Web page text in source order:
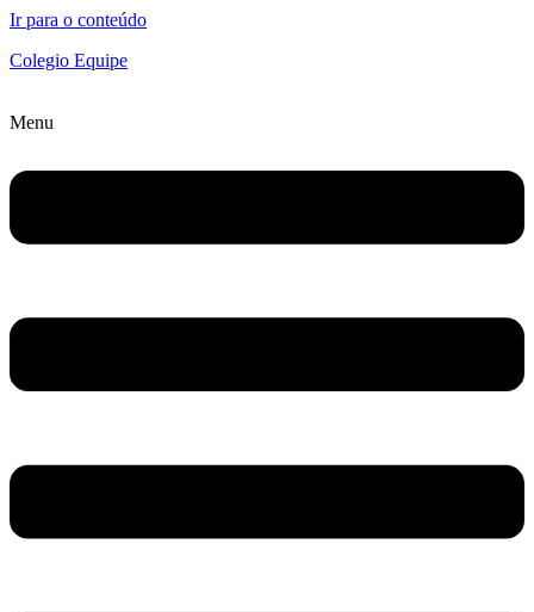
Ir para o conteúdo
Colegio Equipe
Menu